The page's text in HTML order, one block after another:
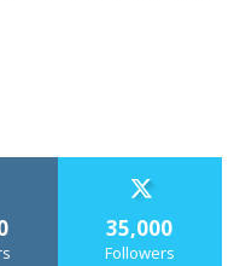
35,000
Followers